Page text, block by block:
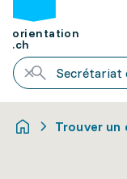
orientation
.ch
Trouver un